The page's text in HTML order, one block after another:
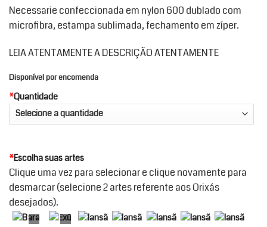
Necessarie confeccionada em nylon 600 dublado com
microfibra, estampa sublimada, fechamento em zíper.
LEIA ATENTAMENTE A DESCRIÇÃO ATENTAMENTE
Disponível por encomenda
*Quantidade
*Escolha suas artes
Clique uma vez para selecionar e clique novamente para
desmarcar (selecione 2 artes referente aos Orixás
desejados).